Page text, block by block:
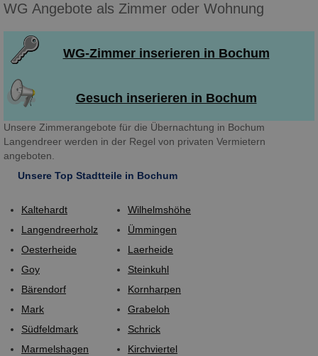
WG Angebote als Zimmer oder Wohnung
WG-Zimmer inserieren in Bochum
Gesuch inserieren in Bochum
Unsere Zimmerangebote für die Übernachtung in Bochum
Langendreer werden in der Regel von privaten Vermietern
angeboten.
Unsere Top Stadtteile in Bochum
Kaltehardt
Langendreerholz
Oesterheide
Goy
Bärendorf
Mark
Südfeldmark
Marmelshagen
Wilhelmshöhe
Ümmingen
Laerheide
Steinkuhl
Kornharpen
Grabeloh
Schrick
Kirchviertel